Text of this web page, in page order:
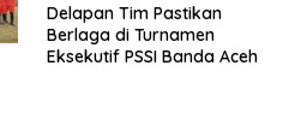
Delapan Tim Pastikan
Berlaga di Turnamen
Eksekutif PSSI Banda Aceh